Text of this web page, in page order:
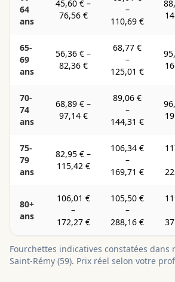
64
ans
45,60 € –
76,56 €
–
110,69 €
65-
69
ans
56,36 € –
82,36 €
68,77 €
–
125,01 €
70-
74
ans
68,89 € –
97,14 €
89,06 €
–
144,31 €
75-
79
ans
82,95 € –
115,42 €
106,34 €
–
169,71 €
80+
ans
106,01 €
–
172,27 €
105,50 €
–
288,16 €
Fourchettes indicatives constatées dans
Saint-Rémy (59). Prix réel selon votre